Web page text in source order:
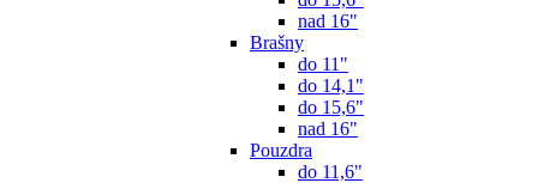
nad 16"
Brašny
do 11"
do 14,1"
do 15,6"
nad 16"
Pouzdra
do 11,6"